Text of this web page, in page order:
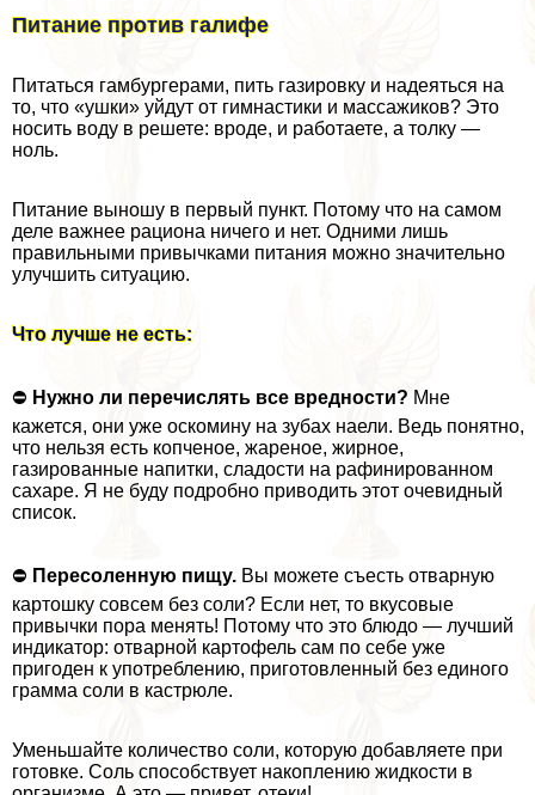
Питание против галифе
Питаться гамбургерами, пить газировку и надеяться на
то, что «ушки» уйдут от гимнастики и массажиков? Это
носить воду в решете: вроде, и работаете, а толку —
ноль.
Питание выношу в первый пункт. Потому что на самом
деле важнее рациона ничего и нет. Одними лишь
правильными привычками питания можно значительно
улучшить ситуацию.
Что лучше не есть:
⛔️ Нужно ли перечислять все вредности? Мне
кажется, они уже оскомину на зубах наели. Ведь понятно,
что нельзя есть копченое, жареное, жирное,
газированные напитки, сладости на рафинированном
сахаре. Я не буду подробно приводить этот очевидный
список.
⛔ Пересоленную пищу. Вы можете съесть отварную
картошку совсем без соли? Если нет, то вкусовые
привычки пора менять! Потому что это блюдо — лучший
индикатор: отварной картофель сам по себе уже
пригоден к употрeблению, приготовленный без единого
грамма соли в кастрюле.
Уменьшайте количество соли, которую добавляете при
готовке. Соль способствует накоплению жидкости в